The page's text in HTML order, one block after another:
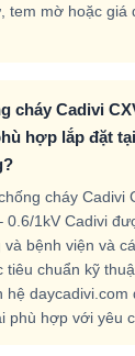
tem mờ hoặc giá
cháy Cadivi
hợp lắp đặt
cháy Cadivi
0.6/1kV Cadivi
bệnh viện và
tiêu chuẩn kỹ
hệ
phù hợp với yêu